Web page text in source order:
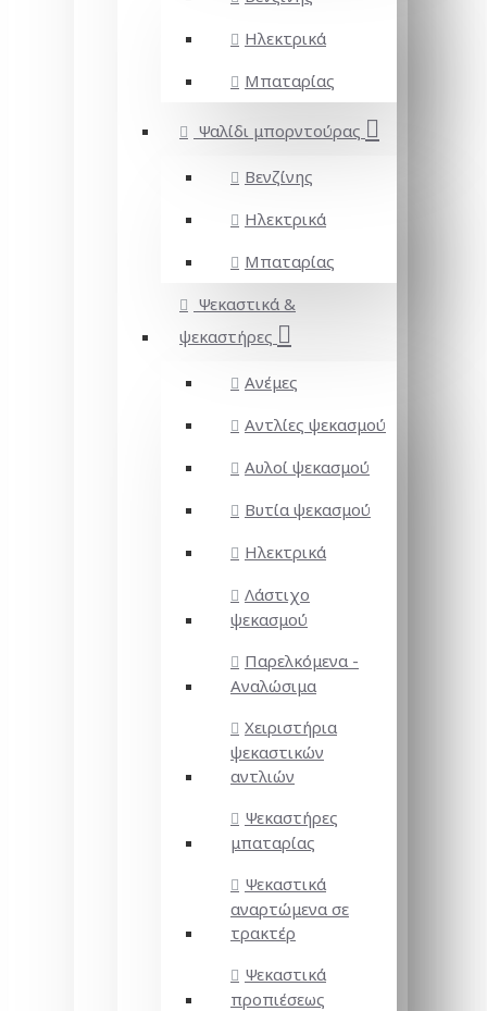
Ηλεκτρικά
Μπαταρίας
Ψαλίδι μπορντούρας
Βενζίνης
Ηλεκτρικά
Μπαταρίας
Ψεκαστικά &
ψεκαστήρες
Ανέμες
Αντλίες ψεκασμού
Αυλοί ψεκασμού
Βυτία ψεκασμού
Ηλεκτρικά
Λάστιχο
ψεκασμού
Παρελκόμενα -
Αναλώσιμα
Χειριστήρια
ψεκαστικών
αντλιών
Ψεκαστήρες
μπαταρίας
Ψεκαστικά
αναρτώμενα σε
τρακτέρ
Ψεκαστικά
προπιέσεως